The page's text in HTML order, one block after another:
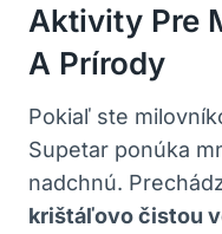
Aktivity Pre
A Prírody
Pokiaľ ste
Supetar ponúka
nadchnú.
krištáľovo čistou